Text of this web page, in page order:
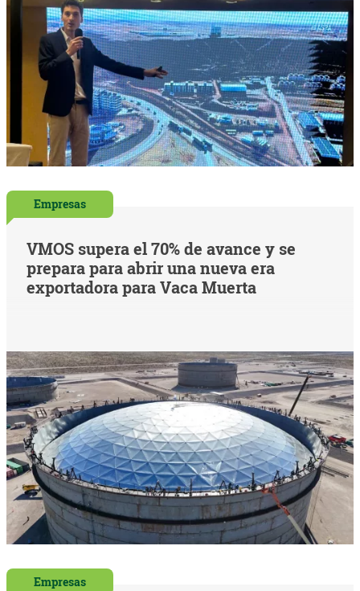
Empresas
VMOS supera el 70% de avance y se
prepara para abrir una nueva era
exportadora para Vaca Muerta
Empresas